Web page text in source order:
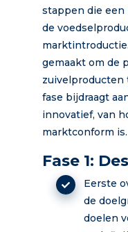
stappen die
de
gemaakt om de
zuivelproducten
fase bijdraagt
innovatief, van
marktconform is.
Fase 1:
Eerste
de
doelen